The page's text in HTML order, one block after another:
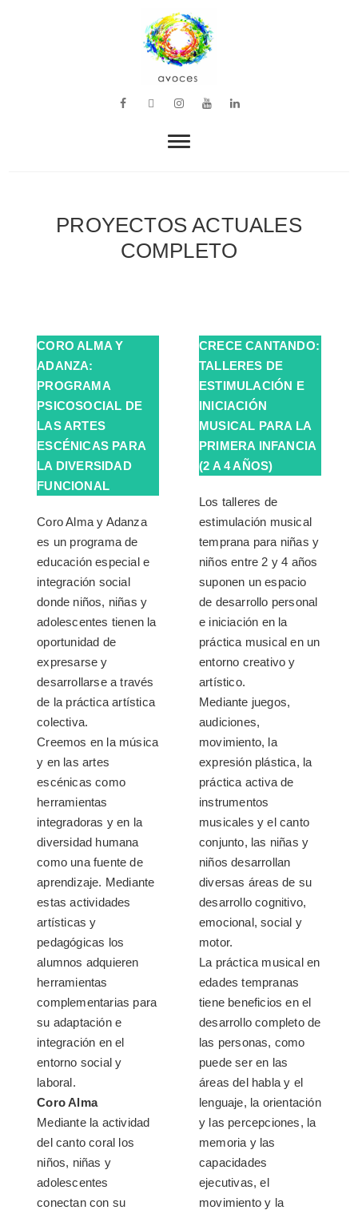
avoces
PROYECTOS ACTUALES
COMPLETO
CORO ALMA Y
ADANZA:
PROGRAMA
PSICOSOCIAL DE
LAS ARTES
ESCÉNICAS PARA
LA DIVERSIDAD
FUNCIONAL
Coro Alma y Adanza
es un programa de
educación especial e
integración social
donde niños, niñas y
adolescentes tienen la
oportunidad de
expresarse y
desarrollarse a través
de la práctica artística
colectiva.
Creemos en la música
y en las artes
escénicas como
herramientas
integradoras y en la
diversidad humana
como una fuente de
aprendizaje. Mediante
estas actividades
artísticas y
pedagógicas los
alumnos adquieren
herramientas
complementarias para
su adaptación e
integración en el
entorno social y
laboral.
Coro Alma
Mediante la actividad
del canto coral los
niños, niñas y
adolescentes
conectan con su
CRECE CANTANDO:
TALLERES DE
ESTIMULACIÓN E
INICIACIÓN
MUSICAL PARA LA
PRIMERA INFANCIA
(2 A 4 AÑOS)
Los talleres de
estimulación musical
temprana para niñas y
niños entre 2 y 4 años
suponen un espacio
de desarrollo personal
e iniciación en la
práctica musical en un
entorno creativo y
artístico.
Mediante juegos,
audiciones,
movimiento, la
expresión plástica, la
práctica activa de
instrumentos
musicales y el canto
conjunto, las niñas y
niños desarrollan
diversas áreas de su
desarrollo cognitivo,
emocional, social y
motor.
La práctica musical en
edades tempranas
tiene beneficios en el
desarrollo completo de
las personas, como
puede ser en las
áreas del habla y el
lenguaje, la orientación
y las percepciones, la
memoria y las
capacidades
ejecutivas, el
movimiento y la